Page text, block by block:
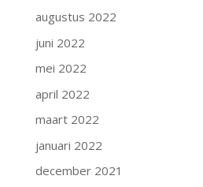
augustus 2022
juni 2022
mei 2022
april 2022
maart 2022
januari 2022
december 2021